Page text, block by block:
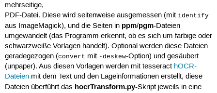
mehrseitige,
PDF-Datei. Diese wird seitenweise ausgemessen (mit identify
aus ImageMagick), und die Seiten in ppm/pgm-Dateien
umgewandelt (das Programm erkennt, ob es sich um farbige oder
schwarzweiße Vorlagen handelt). Optional werden diese Dateien
geradegezogen (convert mit -deskew-Option) und gesäubert
(unpaper). Aus diesen Vorlagen werden mit tesseract hOCR-
Dateienmit dem Text und den Lageinformationen erstellt, diese
Dateien überführt das hocrTransform.py-Skript jeweils in eine